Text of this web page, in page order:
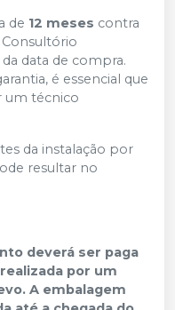
de 12 meses contra
data de compra.
é essencial que
um técnico
da instalação por
resultar no
deverá ser paga
por um
A embalagem